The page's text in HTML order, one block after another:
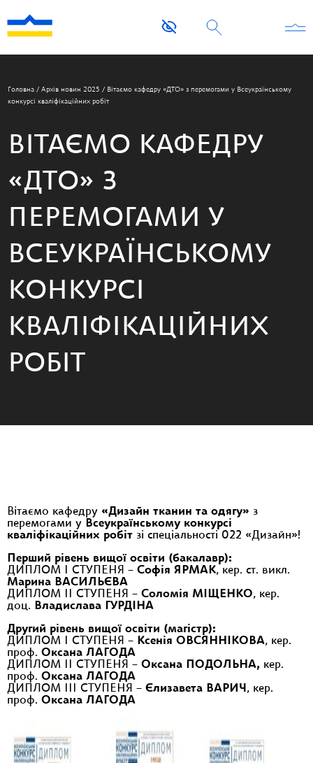
Головна / Архів новин 2025 / Вітаємо кафедру «ДТО» з перемогами у Всеукраїнському
конкурсі кваліфікаційних робіт
ВІТАЄМО КАФЕДРУ
«ДТО» З
ПЕРЕМОГАМИ У
ВСЕУКРАЇНСЬКОМУ
КОНКУРСІ
КВАЛІФІКАЦІЙНИХ
РОБІТ
Вітаємо кафедру «Дизайн тканин та одягу» з
перемогами у Всеукраїнському конкурсі
кваліфікаційних робіт зі спеціальності 022 «Дизайн»!
Перший рівень вищої освіти (бакалавр):
ДИПЛОМ І СТУПЕНЯ – Софія ЯРМАК, кер. ст. викл.
Марина ВАСИЛЬЄВА
ДИПЛОМ ІІ СТУПЕНЯ – Соломія МІЩЕНКО, кер.
доц.
Владислава ГУРДІНА
Другий рівень вищої освіти (магістр):
ДИПЛОМ І СТУПЕНЯ – Ксенія ОВСЯННІКОВА, кер.
проф. Оксана ЛАГОДА
ДИПЛОМ ІІ СТУПЕНЯ – Оксана ПОДОЛЬНА, кер.
проф. Оксана ЛАГОДА
ДИПЛОМ ІІІ СТУПЕНЯ – Єлизавета ВАРИЧ , кер.
проф. Оксана ЛАГОДА